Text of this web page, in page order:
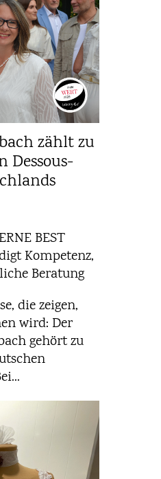
zählt zu
Dessous-
BEST
Kompetenz,
Beratung
die zeigen,
wird: Der
gehört zu